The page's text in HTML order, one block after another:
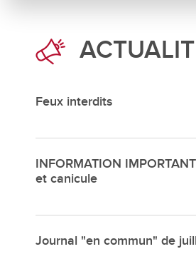
Feux interdits
INFORMATION
et canicule
Journal "en commun" de